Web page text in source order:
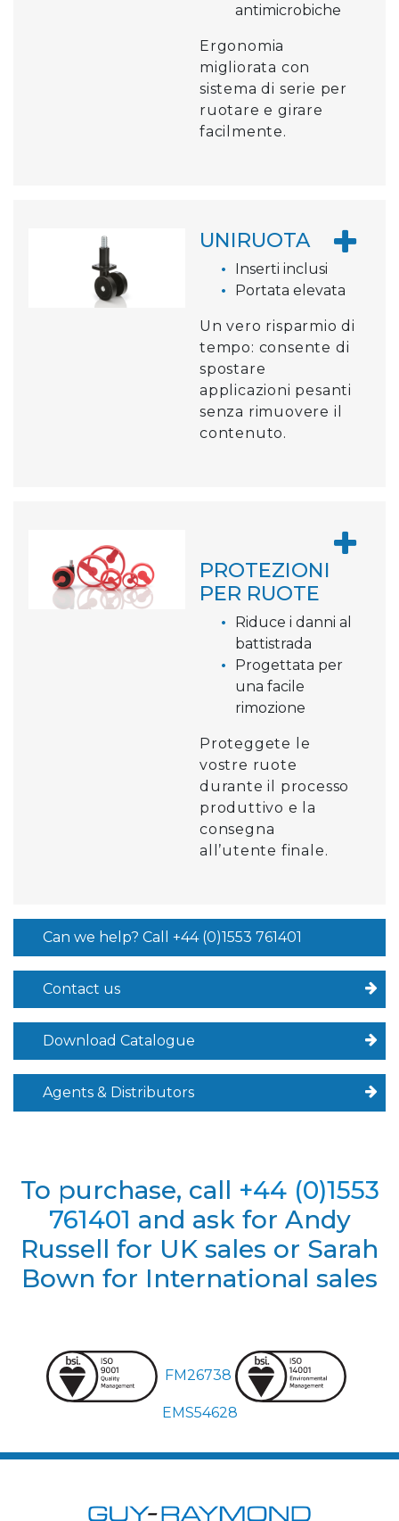
antimicrobiche
Ergonomia
migliorata con
sistema di serie per
ruotare e girare
facilmente.
UNIRUOTA
Inserti inclusi
Portata elevata
Un vero risparmio di
tempo: consente di
spostare
applicazioni pesanti
senza rimuovere il
contenuto.
PROTEZIONI
PER RUOTE
Riduce i danni al
battistrada
Progettata per
una facile
rimozione
Proteggete le
vostre ruote
durante il processo
produttivo e la
consegna
all’utente finale.
Can we help? Call +44 (0)1553 761401
Contact us
Download Catalogue
Agents & Distributors
To purchase, call +44 (0)1553
761401 and ask for Andy
Russell for UK sales or Sarah
Bown for International sales
FM26738
EMS54628